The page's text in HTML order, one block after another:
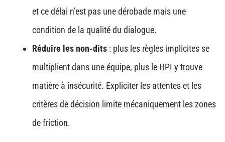
et ce délai n’est pas une dérobade mais une
condition de la qualité du dialogue.
Réduire les non-dits : plus les règles implicites se
multiplient dans une équipe, plus le HPI y trouve
matière à insécurité. Expliciter les attentes et les
critères de décision limite mécaniquement les zones
de friction.